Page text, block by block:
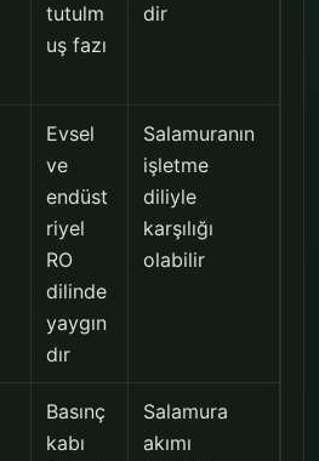
tutulm
uş fazı
dir
Evsel
ve
endüst
riyel
RO
dilinde
yaygın
dır
Salamuranın
işletme
diliyle
karşılığı
olabilir
Basınç
kabı
Salamura
akımı